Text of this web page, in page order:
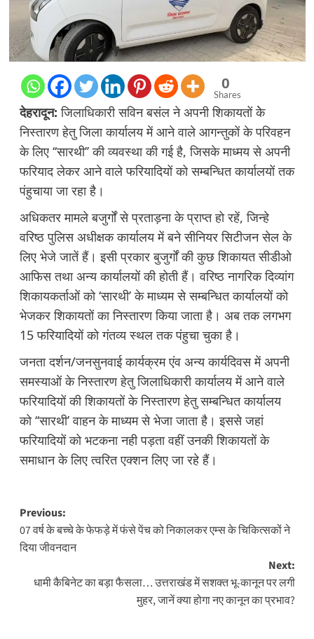
0
Shares
देहरादून: जिलाधिकारी सविन बसंल ने अपनी शिकायतों केे
निस्तारण हेतु जिला कार्यालय में आने वाले आगन्तुकों के परिवहन
के लिए ‘‘सारथी’’ की व्यवस्था की गई है, जिसके माध्मय से अपनी
फरियाद लेकर आने वाले फरियादियों को सम्बन्धित कार्यालयों तक
पंहुचाया जा रहा है।
अधिकतर मामले बजुर्गों से प्रताड़ना के प्राप्त हो रहें, जिन्हे
वरिष्ठ पुलिस अधीक्षक कार्यालय में बने सीनियर सिटीजन सेल के
लिए भेजे जातें हैं। इसी प्रकार बुजुर्गों की कुछ शिकायत सीडीओ
आफिस तथा अन्य कार्यालयों की होती हैं। वरिष्ठ नागरिक दिव्यांग
शिकायकर्ताओं को ‘सारथी’ के माध्यम से सम्बन्धित कार्यालयों को
भेजकर शिकायतों का निस्तारण किया जाता है। अब तक लगभग
15 फरियादियों को गंतव्य स्थल तक पंहुचा चुका है।
जनता दर्शन/जनसुनवाई कार्यक्रम एंव अन्य कार्यदिवस में अपनी
समस्याओं के निस्तारण हेतु जिलाधिकारी कार्यालय में आने वाले
फरियादियों की शिकायतों के निस्तारण हेतु सम्बन्धित कार्यालय
को ‘‘सारथी’ वाहन के माध्यम से भेजा जाता है। इससे जहां
फरियादियों को भटकना नही पड़ता वहीं उनकी शिकायतों के
समाधान के लिए त्वरित एक्शन लिए जा रहे हैं।
Post
navigation
Previous:
07 वर्ष के बच्चे के फेफड़े में फंसे पेंच को निकालकर एम्स के चिकित्सकों ने
दिया जीवनदान
Next:
धामी कैबिनेट का बड़ा फैसला… उत्तराखंड में सशक्त भू-कानून पर लगी
मुहर, जानें क्या होगा नए कानून का प्रभाव?